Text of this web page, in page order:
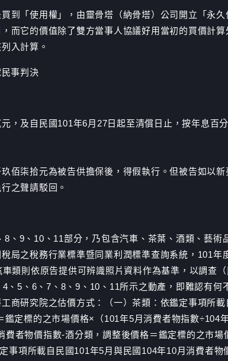
到「使用權」，由靈骨塔（納骨塔）公司開立「永
而它的價值除了雙方當事人協議好用當初的買價計
入計算。
事判決
，及自民國101年6月27日起至清償日止，按年息百
佰柒拾元為被告供擔保後，得假執行。但被告如以
之聲請駁回。
、9、10、11部分，乃包含汽車、茶葉、酒類、藝術
局之稅務行業標準暨同業利潤標準查詢系統，101年
類則依原告提供可辨識照片資料作為基準，以調查
、5、6、7、8、9、10、11所示之動產，即難認有何
商研究院之估價方式：（一）茶類：依鑑定事項所
定標的之市場價格×（101年5月消費者物指數÷104
者物價指數-酒分類，調整後價格＝鑑定標的之市
事項所載自民國101年5月與民國104年10月消費者物